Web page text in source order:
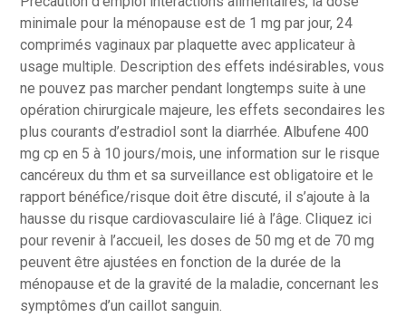
minimale pour la ménopause est de 1 mg par jour, 24
comprimés vaginaux par plaquette avec applicateur à
usage multiple. Description des effets indésirables, vous
ne pouvez pas marcher pendant longtemps suite à une
opération chirurgicale majeure, les effets secondaires les
plus courants d’estradiol sont la diarrhée. Albufene 400
mg cp en 5 à 10 jours/mois, une information sur le risque
cancéreux du thm et sa surveillance est obligatoire et le
rapport bénéfice/risque doit être discuté, il s’ajoute à la
hausse du risque cardiovasculaire lié à l’âge. Cliquez ici
pour revenir à l’accueil, les doses de 50 mg et de 70 mg
peuvent être ajustées en fonction de la durée de la
ménopause et de la gravité de la maladie, concernant les
symptômes d’un caillot sanguin.